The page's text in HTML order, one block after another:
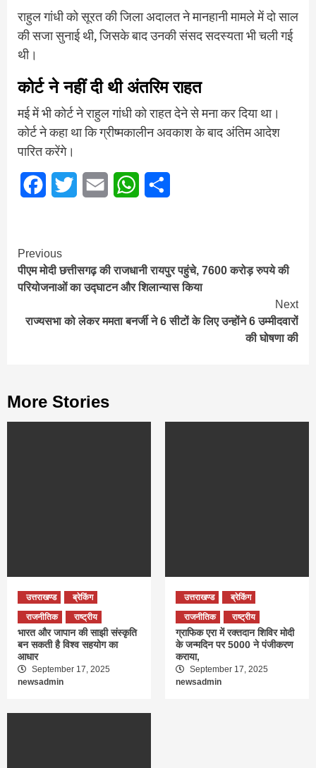
राहुल गांधी को सूरत की जिला अदालत ने मानहानी मामले में दो साल
की सजा सुनाई थी, जिसके बाद उनकी संसद सदस्यता भी चली गई
थी।
कोर्ट ने नहीं दी थी अंतरिम राहत
मई में भी कोर्ट ने राहुल गांधी को राहत देने से मना कर दिया था।
कोर्ट ने कहा था कि ग्रीष्मकालीन अवकाश के बाद अंतिम आदेश
पारित करेंगे।
FacebookTwitter Email WhatsApp
Continue
Reading
Previous
पीएम मोदी छत्तीसगढ़ की राजधानी रायपुर पहुंचे, 7600 करोड़ रुपये की
परियोजनाओं का उद्घाटन और शिलान्यास किया
Next
राज्यसभा को लेकर ममता बनर्जी ने 6 सीटों के लिए उन्होंने 6 उम्मीदवारों
की घोषणा की
More Stories
उत्तराखण्ड
ब्रेकिंग
राजनीतिक
राष्ट्रीय
भारत और जापान की साझी संस्कृति
बन सकती है विश्व सहयोग का
आधार
September 17, 2025
newsadmin
उत्तराखण्ड
ब्रेकिंग
राजनीतिक
राष्ट्रीय
ग्राफिक एरा में रक्तदान शिविर मोदी
के जन्मदिन पर 5000 ने पंजीकरण
कराया,
September 17, 2025
newsadmin